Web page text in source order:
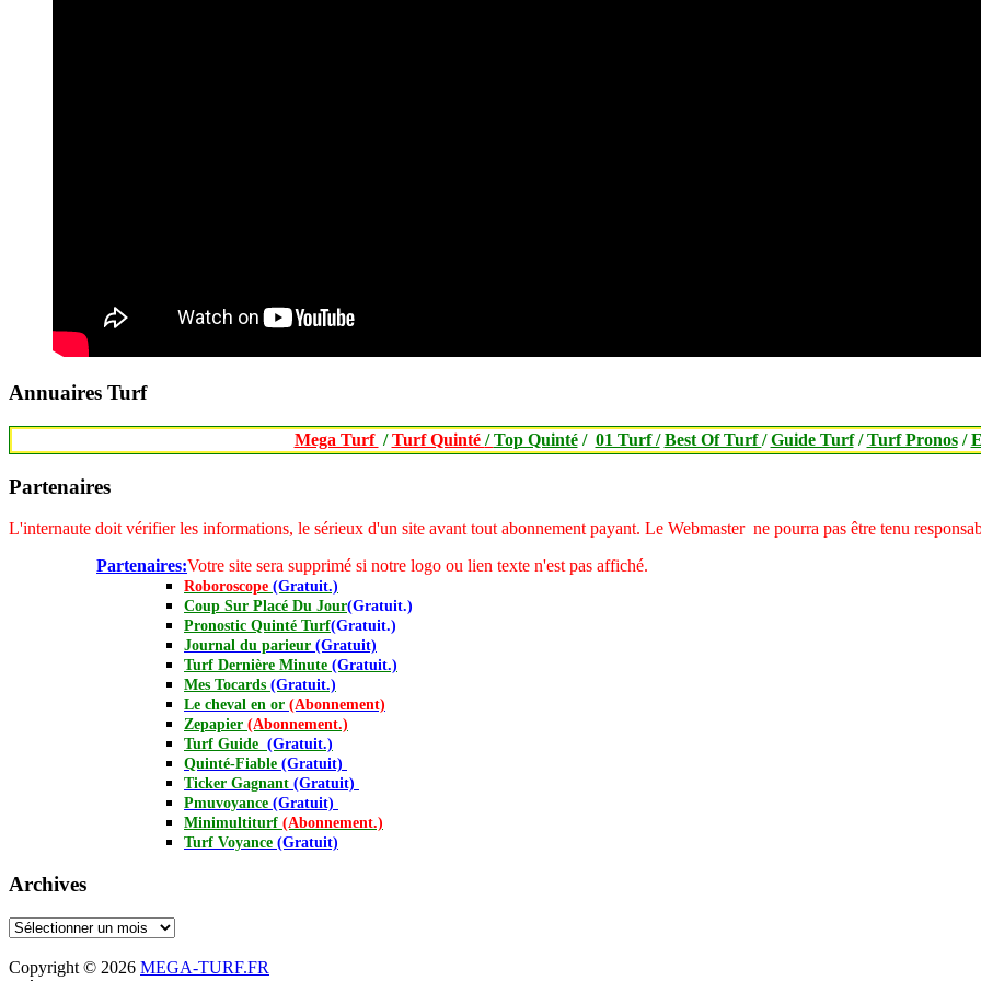
Annuaires Turf
Mega Turf /Turf Quinté /Top Quinté/ 01 Turf / Best Of Turf/Guide Turf/Turf Pronos/
Partenaires
L'internaute doit vérifier les informations, le sérieux d'un site avant tout abonnement payant. Le Webmaster ne pourra pas être tenu
Partenaires:Votre site sera supprimé si notre logo ou lien texte n'est pas affiché.
Roboroscope (Gratuit.)
Coup Sur Placé Du Jour(Gratuit.)
Pronostic Quinté Turf(Gratuit.)
Journal du parieur (Gratuit)
Turf Dernière Minute (Gratuit.)
Mes Tocards (Gratuit.)
Le cheval en or (Abonnement)
Zepapier (Abonnement.)
Turf Guide (Gratuit.)
Quinté-Fiable (Gratuit)
Ticker Gagnant (Gratuit)
Pmuvoyance (Gratuit)
Minimultiturf (Abonnement.)
Turf Voyance (Gratuit)
Archives
Archives
Copyright © 2026 MEGA-TURF.FR